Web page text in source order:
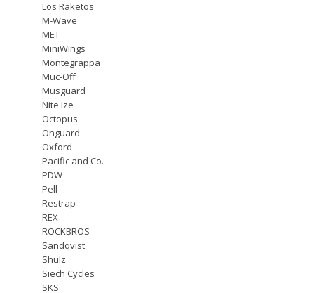
Los Raketos
M-Wave
MET
MiniWings
Montegrappa
Muc-Off
Musguard
Nite Ize
Octopus
Onguard
Oxford
Pacific and Co.
PDW
Pell
Restrap
REX
ROCKBROS
Sandqvist
Shulz
Siech Cycles
SKS